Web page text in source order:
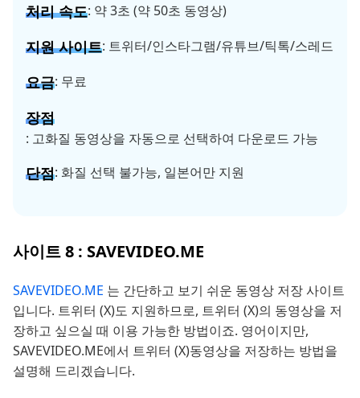
처리 속도: 약 3초 (약 50초 동영상)
지원 사이트: 트위터/인스타그램/유튜브/틱톡/스레드
요금: 무료
장점
: 고화질 동영상을 자동으로 선택하여 다운로드 가능
단점: 화질 선택 불가능, 일본어만 지원
사이트 8 : SAVEVIDEO.ME
SAVEVIDEO.ME 는 간단하고 보기 쉬운 동영상 저장 사이트
입니다. 트위터 (X)도 지원하므로, 트위터 (X)의 동영상을 저
장하고 싶으실 때 이용 가능한 방법이죠. 영어이지만,
SAVEVIDEO.ME에서 트위터 (X)동영상을 저장하는 방법을
설명해 드리겠습니다.